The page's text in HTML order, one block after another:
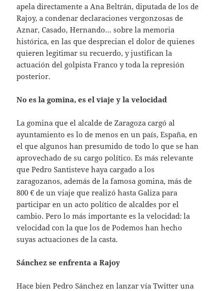
apela directamente a Ana Beltrán, diputada de los de
Rajoy, a condenar declaraciones vergonzosas de
Aznar, Casado, Hernando… sobre la memoria
histórica, en las que desprecian el dolor de quienes
quieren legitimar su recuerdo, y justifican la
actuación del golpista Franco y toda la represión
posterior.
No es la gomina, es el viaje y la velocidad
La gomina que el alcalde de Zaragoza cargó al
ayuntamiento es lo de menos en un país, España, en
el que algunos han presumido de todo lo que se han
aprovechado de su cargo político. Es más relevante
que Pedro Santisteve haya cargado a los
zaragozanos, además de la famosa gomina, más de
800 € de un viaje que realizó hasta Galiza para
participar en un acto político de alcaldes por el
cambio. Pero lo más importante es la velocidad: la
velocidad con la que los de Podemos han hecho
suyas actuaciones de la casta.
Sánchez se enfrenta a Rajoy
Hace bien Pedro Sánchez en lanzar vía Twitter una